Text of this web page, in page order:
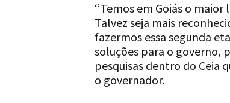
“Temos em Goiás o
Talvez seja mais
fazermos essa segunda
soluções para o governo,
pesquisas dentro do Ceia
o governador.